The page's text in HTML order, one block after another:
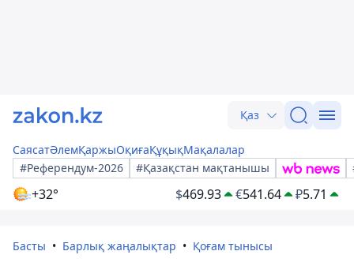
Қаз
СаясатӘлемҚаржыОқиғаҚұқықМақалалар
#Референдум-2026
#Қазақстан мақтанышы
+32° $469.93 €541.64 ₽5.71
Басты Барлық жаңалықтар Қоғам тынысы